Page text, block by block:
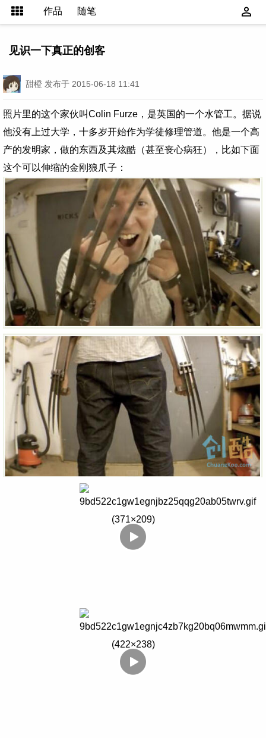
作品 随笔
见识一下真正的创客
甜橙 发布于 2015-06-18 11:41
照片里的这个家伙叫Colin Furze ，是英国的一个水管工。据说
他没有上过大学，十多岁开始作为学徒修理管道。他是一个高
产的发明家，做的东西及其炫酷（甚至丧心病狂），比如下面
这个可以伸缩的金刚狼爪子：